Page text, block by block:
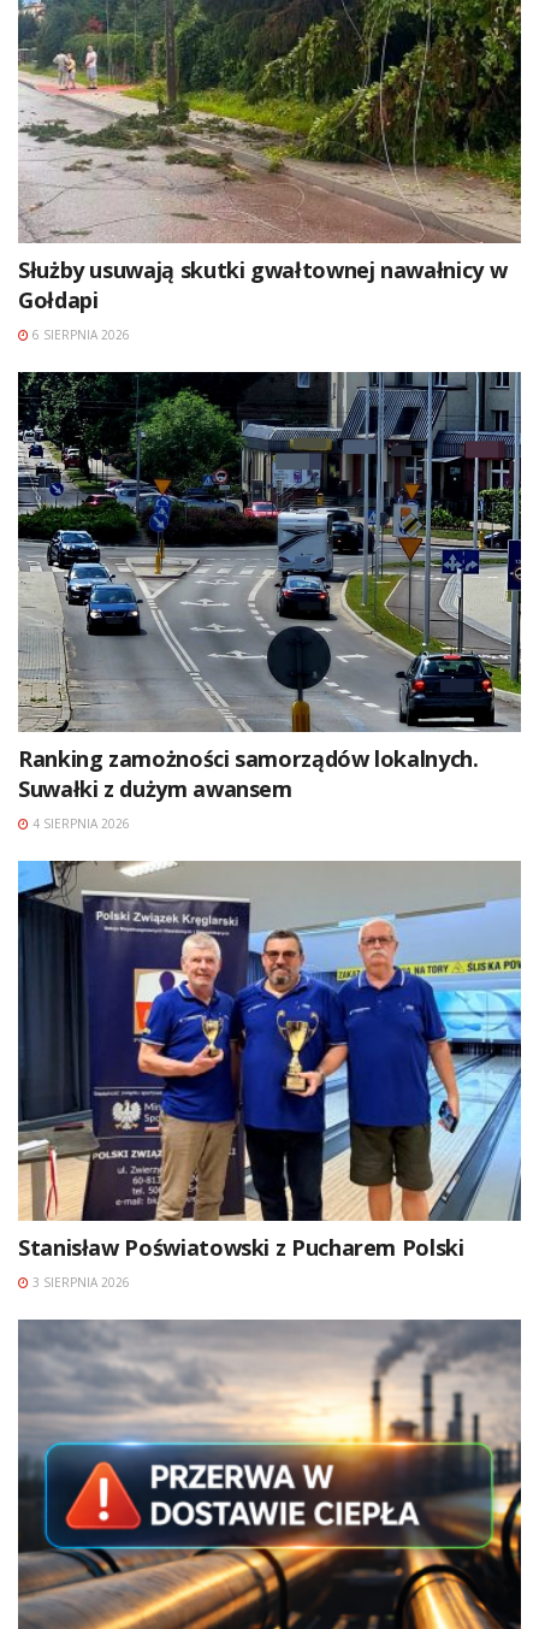
Służby usuwają skutki gwałtownej nawałnicy w
Gołdapi
6 SIERPNIA 2026
Ranking zamożności samorządów lokalnych.
Suwałki z dużym awansem
4 SIERPNIA 2026
Stanisław Poświatowski z Pucharem Polski
3 SIERPNIA 2026